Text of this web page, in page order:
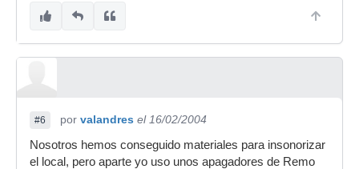
#6 por valandres el 16/02/2004
Nosotros hemos conseguido materiales para insonorizar
el local, pero aparte yo uso unos apagadores de Remo